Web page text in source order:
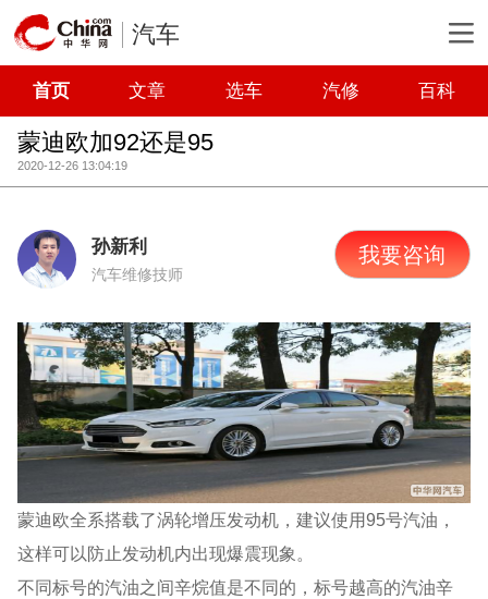
汽车
首页 文章 选车 汽修 百科
蒙迪欧加92还是95
2020-12-26 13:04:19
孙新利
汽车维修技师
我要咨询
蒙迪欧全系搭载了涡轮增压发动机，建议使用95号汽油，
这样可以防止发动机内出现爆震现象。
不同标号的汽油之间辛烷值是不同的，标号越高的汽油辛